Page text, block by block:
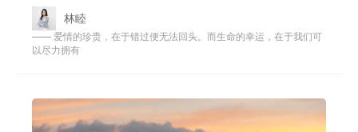
林睦
—— 爱情的珍贵，在于错过便无法回头。而生命的幸运，在于我们可
以尽力拥有